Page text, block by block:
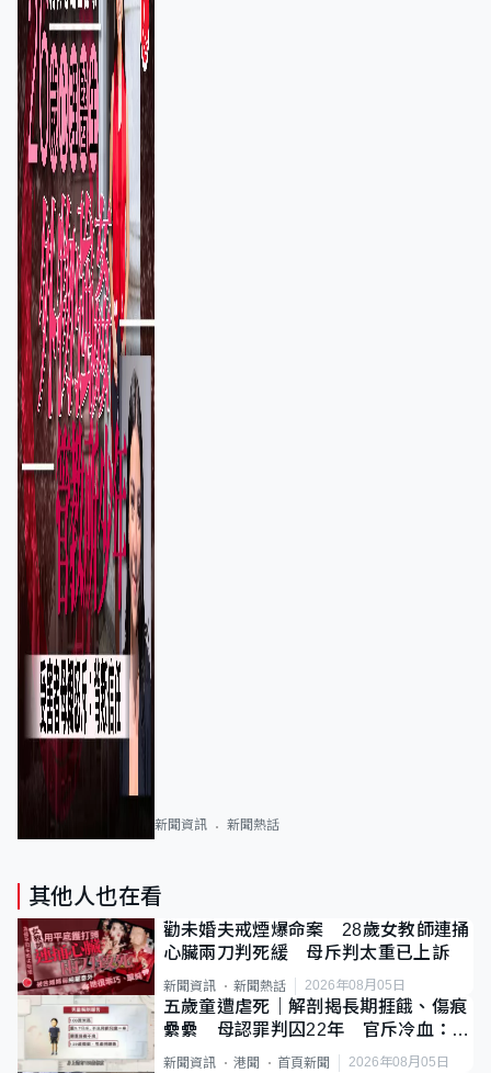
新聞資訊 新聞熱話
其他人也在看
勸未婚夫戒煙爆命案 28歲女教師連捅
心臟兩刀判死緩 母斥判太重已上訴
新聞資訊 新聞熱話 2026年08月05日
五歲童遭虐死｜解剖揭長期捱餓、傷痕
纍纍 母認罪判囚22年 官斥冷血：同
類案最惡劣
新聞資訊 港聞 首頁新聞 2026年08月05日